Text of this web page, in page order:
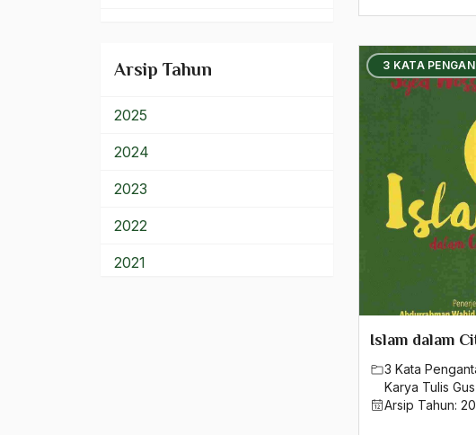
3 KATA
Islam dalam
3 Kata
Karya Tulis
Arsip Tahun:
Arsip Tahun
2025
2024
2023
2022
2021